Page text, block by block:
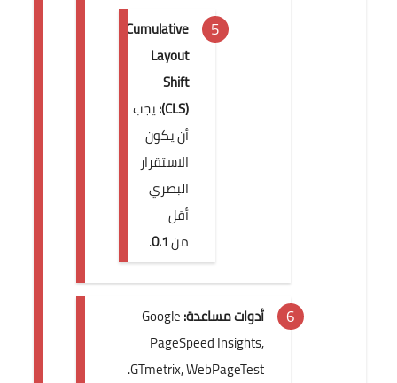
Cumulative
Layout
Shift
(CLS): يجب
أن يكون
الاستقرار
البصري
أقل
من0.1
.
أدوات مساعدة:Google
PageSpeed Insights,
GTmetrix, WebPageTest.